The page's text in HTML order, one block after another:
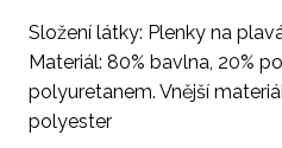
Složení látky: Plenky na
Materiál: 80% bavlna, 20%
polyuretanem. Vnější
polyester